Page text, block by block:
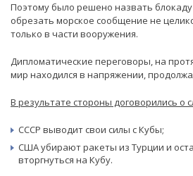
Поэтому было решено назвать
обрезать морское сообщение не
только в части вооружения.
Дипломатические переговоры, на
мир находился в напряжении,
В результате стороны договорились о
СССР выводит свои силы с Кубы;
США убирают ракеты из Турции и
вторгнуться на Кубу.